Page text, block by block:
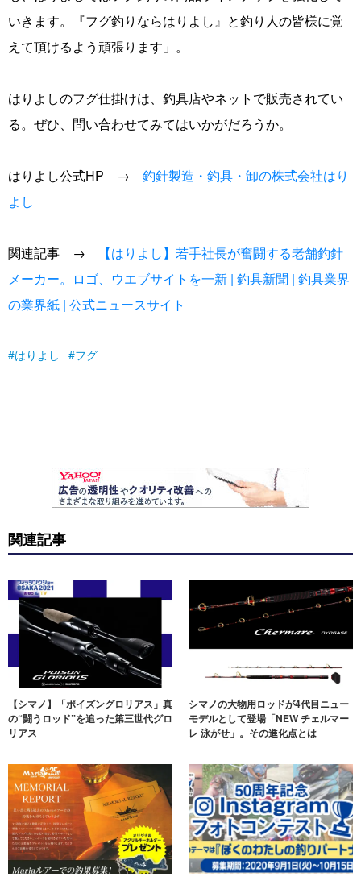
いきます。『フグ釣りならはりよし』と釣り人の皆様に覚
えて頂けるよう頑張ります」。
はりよしのフグ仕掛けは、釣具店やネットで販売されてい
る。ぜひ、問い合わせてみてはいかがだろうか。
はりよし公式HP → 釣針製造・釣具・卸の株式会社はり
よし
関連記事 →
【はりよし】若手社長が奮闘する老舗釣針
メーカー。ロゴ、ウエブサイトを一新 | 釣具新聞 | 釣具業界
の業界紙 | 公式ニュースサイト
はりよし フグ
関連記事
【シマノ】「ポイズングロリアス」真
の“闘うロッド”を追った第三世代グロ
リアス
シマノの大物用ロッドが4代目ニュー
モデルとして登場「NEW チェルマー
レ 泳がせ」。その進化点とは